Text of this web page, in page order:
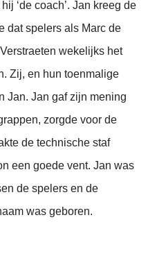
‘de coach’. Jan kreeg de
dat spelers als Marc de
wekelijks het
Zij, en hun toenmalige
Jan. Jan gaf zijn mening
zorgde voor de
de technische staf
een goede vent. Jan was
de spelers en de
was geboren.